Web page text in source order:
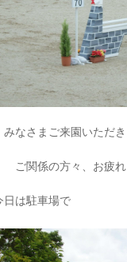
みなさまご来園いただき
ご関係の方々、お疲れ
日は駐車場で